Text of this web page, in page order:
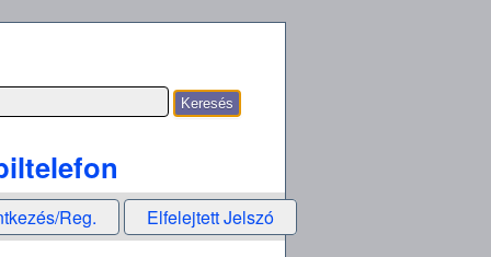
Reg. Elfelejtett Jelszó